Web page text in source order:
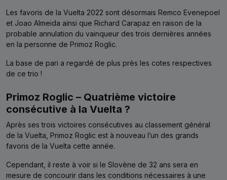
Les favoris de la Vuelta 2022 sont désormais Remco Evenepoel
et Joao Almeida ainsi que Richard Carapaz en raison de la
probable annulation du vainqueur des trois dernières années
en la personne de Primoz Roglic.
La base de pari a regardé de plus près les cotes respectives
de ce trio !
Primoz Roglic – Quatrième victoire
consécutive à la Vuelta ?
Après ses trois victoires consécutives au classement général
de la Vuelta, Primoz Roglic est à nouveau l’un des grands
favoris de la Vuelta cette année.
Cependant, il reste à voir si le Slovène de 32 ans sera en
mesure de concourir dans les conditions nécessaires à une